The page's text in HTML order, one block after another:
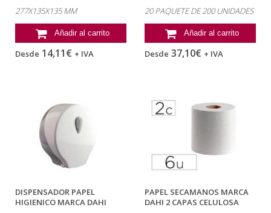
277X135X135 MM
Añadir al carrito
Desde 14,11€ + IVA
20 PAQUETE DE 200 UNIDADES
Añadir al carrito
Desde 37,10€ + IVA
DISPENSADOR PAPEL
HIGIENICO MARCA DAHI
PAPEL SECAMANOS MARCA
DAHI 2 CAPAS CELULOSA